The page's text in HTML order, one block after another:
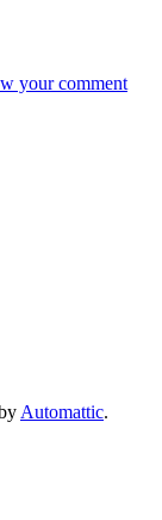
your comment
Automattic.